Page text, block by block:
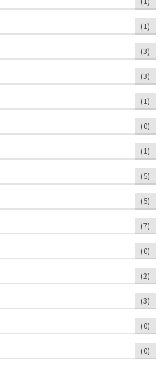
(1)
(3)
(3)
(1)
(0)
(1)
(5)
(5)
(7)
(0)
(2)
(3)
(0)
(0)